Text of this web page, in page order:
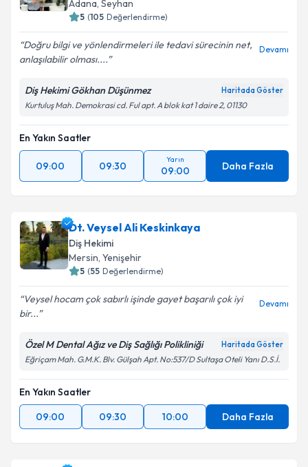
Adana, Seyhan
5 (105 Değerlendirme)
Doğru bilgi ve yönlendirmeleri ile tedavi sürecinin net,
anlaşılabilir olması....
Devamı
Diş Hekimi Gökhan Düşünmez Haritada Göster
Kurtuluş Mah. Demokrasi cd. Ful apt. A blok kat 1 daire 2, 01130
En Yakın Saatler
09:00 09:30
Yarın
09:00 Daha Fazla
Dt. Veysel Ali Keskinkaya
Diş Hekimi
Mersin, Yenişehir
5 (55 Değerlendirme)
Veysel hocam çok sabırlı işinde gayet başarılı çok iyi
bir...
Devamı
Özel M Dental Ağız ve Diş Sağlığı Polikliniği Haritada Göster
Eğriçam Mah. G.M.K. Blv. Gülşah Apt. No:537/D Sultaşa Oteli Yanı D.S.İ.
En Yakın Saatler
09:00
09:30 10:00 Daha Fazla